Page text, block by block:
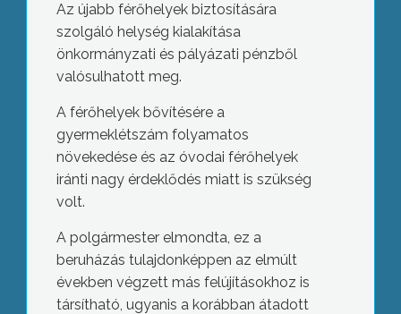
Az újabb férőhelyek biztosítására
szolgáló helység kialakítása
önkormányzati és pályázati pénzből
valósulhatott meg.
A férőhelyek bővítésére a
gyermeklétszám folyamatos
növekedése és az óvodai férőhelyek
iránti nagy érdeklődés miatt is szükség
volt.
A polgármester elmondta, ez a
beruházás tulajdonképpen az elmúlt
években végzett más felújításokhoz is
társítható, ugyanis a korábban átadott